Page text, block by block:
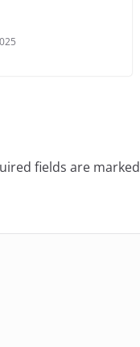
fields are marked